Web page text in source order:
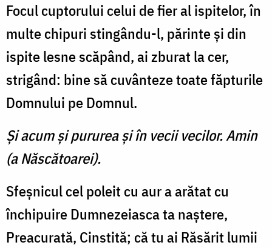
Focul cuptorului celui de fier al ispitelor, în
multe chipuri stingându-l, părinte şi din
ispite lesne scăpând, ai zburat la cer,
strigând: bine să cuvânteze toate făpturile
Domnului pe Domnul.
Şi acum şi pururea şi în vecii vecilor. Amin
(a Născătoarei).
Sfeşnicul cel poleit cu aur a arătat cu
închipuire Dumnezeiasca ta naştere,
Preacurată, Cinstită; că tu ai Răsărit lumii